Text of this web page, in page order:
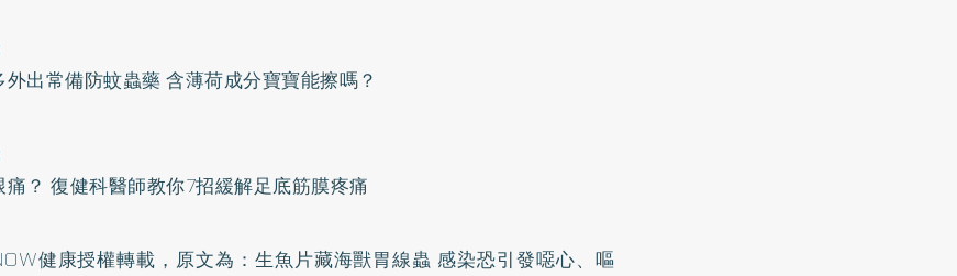
出常備防蚊蟲藥 含薄荷成分寶寶能擦嗎？
？ 復健科醫師教你7招緩解足底筋膜疼痛
健康授權轉載，原文為： 生魚片藏海獸胃線蟲 感染恐引發噁心、嘔